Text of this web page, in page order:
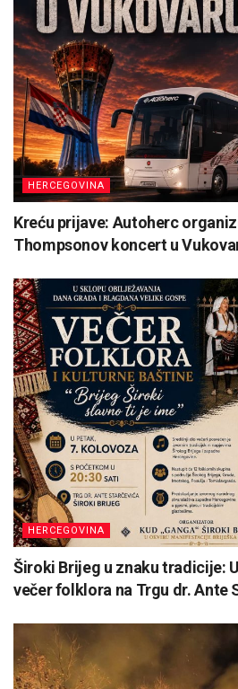
HERCEGOVINA
Kreću prijave: Autoherc
Thompsonov koncert u
HERCEGOVINA
Široki Brijeg u znaku tradicije:
večer folklora na Trgu dr. Ante